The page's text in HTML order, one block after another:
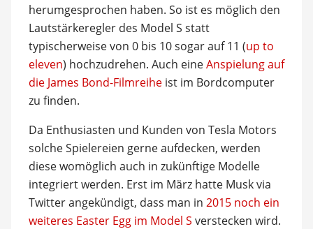
herumgesprochen haben. So ist es möglich den
Lautstärkeregler des Model S statt
typischerweise von 0 bis 10 sogar auf 11 (up to
eleven) hochzudrehen. Auch eineAnspielung auf
die James Bond-Filmreiheist im Bordcomputer
zu finden.
Da Enthusiasten und Kunden von Tesla Motors
solche Spielereien gerne aufdecken, werden
diese womöglich auch in zukünftige Modelle
integriert werden. Erst im März hatte Musk via
Twitter angekündigt, dass man in 2015 noch ein
weiteres Easter Egg im Model S verstecken wird.